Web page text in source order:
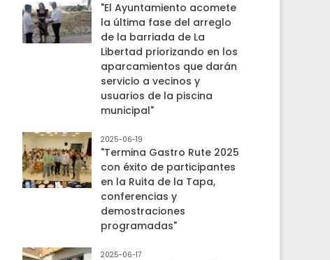
"El Ayuntamiento acomete
la última fase del arreglo
de la barriada de La
Libertad priorizando en los
aparcamientos que darán
servicio a vecinos y
usuarios de la piscina
municipal"
2025-06-19
"Termina Gastro Rute 2025
con éxito de participantes
en la Ruita de la Tapa,
conferencias y
demostraciones
programadas"
2025-06-17